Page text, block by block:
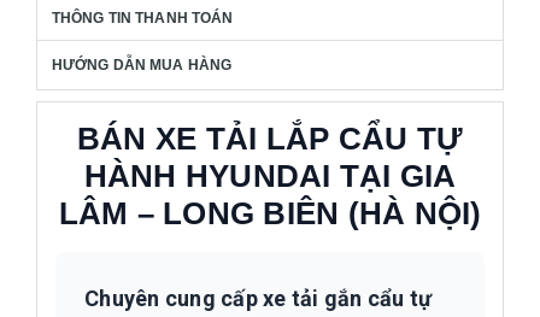
THÔNG TIN THANH TOÁN
HƯỚNG DẪN MUA HÀNG
BÁN XE TẢI LẮP CẨU TỰ
HÀNH HYUNDAI TẠI GIA
LÂM – LONG BIÊN (HÀ NỘI)
Chuyên cung cấp xe tải gắn cẩu tự